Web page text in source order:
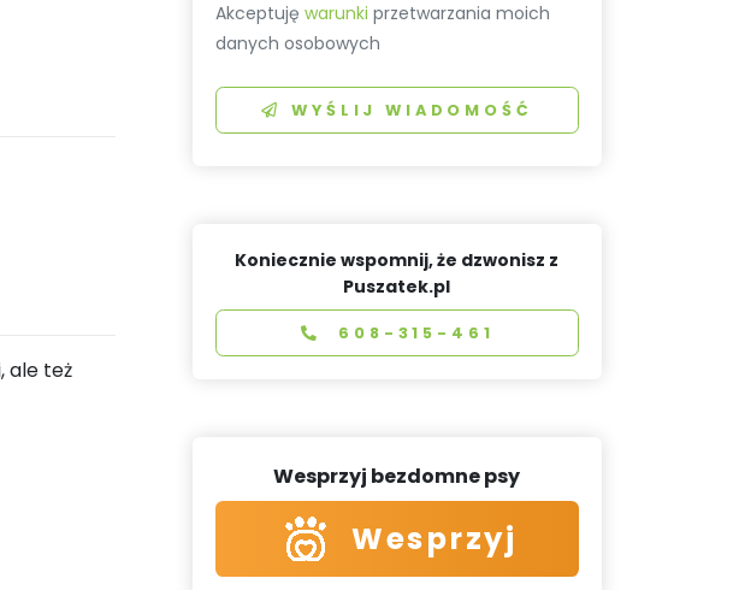
ale też
Akceptujęwarunki przetwarzania moich
danych osobowych
WYŚLIJ WIADOMOŚĆ
Koniecznie wspomnij, że dzwonisz z
Puszatek.pl
608-315-461
Wesprzyj bezdomne psy
Wesprzyj